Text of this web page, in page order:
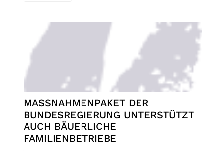
MASSNAHMENPAKET DER B
UNDESREGIERUNG UNTERSTÜTZT A
UCH BÄUERLICHE F
AMILIENBETRIEBE